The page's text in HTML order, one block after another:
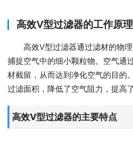
高效V型过滤器的工作原理
高效V型过滤器通过滤材的物
捕捉空气中的细小颗粒物。空气通
材截留，从而达到净化空气的目的
过滤面积，降低了空气阻力，提高
高效V型过滤器的主要特点